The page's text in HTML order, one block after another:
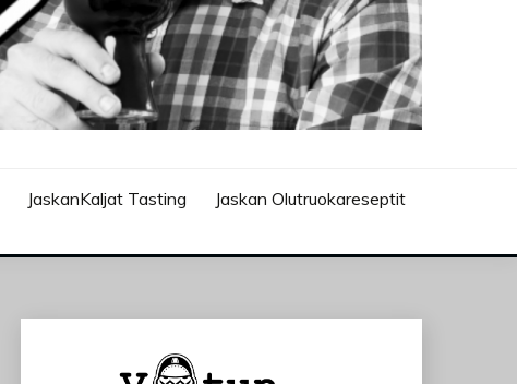
JaskanKaljat Tasting
Jaskan Olutruokareseptit